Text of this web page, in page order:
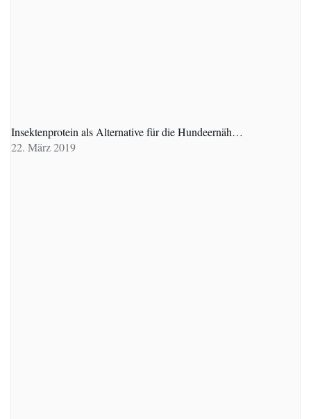
Insektenprotein als Alternative für die Hundeernäh…
22. März 2019